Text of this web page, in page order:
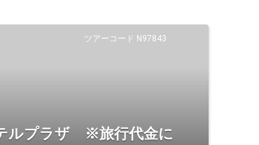
ツアーコード N97843
ルプラザ ※旅行代金に